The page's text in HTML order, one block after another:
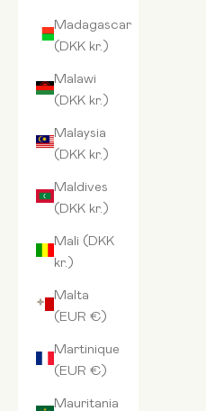
Madagascar
(DKK kr.)
Malawi
(DKK kr.)
Malaysia
(DKK kr.)
Maldives
(DKK kr.)
Mali (DKK
kr.)
Malta
(EUR €)
Martinique
(EUR €)
Mauritania